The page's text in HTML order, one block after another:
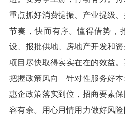
重点抓好消费提振、产业提级
节奏，快而有序。懂得借势，
设、报批供地、房地产开发和
项目尽快取得实实在在的效益。
把握政策风向，针对性服务好
惠企政策落实到位，招商要素
容有余。用心用情用力做好风